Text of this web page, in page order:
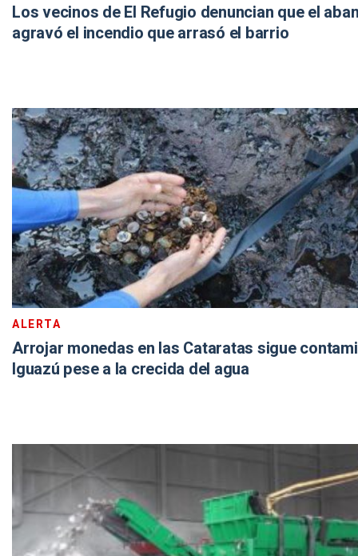
Los vecinos de El Refugio denuncian que el
agravó el incendio que arrasó el barrio
ALERTA
Arrojar monedas en las Cataratas sigue
Iguazú pese a la crecida del agua